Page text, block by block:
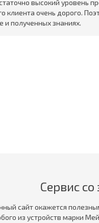
высокий уровень
очень дорого.
и полученных знаниях.
Сервис
сайт окажется
из устройств марки